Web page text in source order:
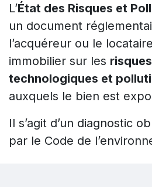
L’État des Risques et
un document
l’acquéreur ou le
immobilier sur les
technologiques et
auxquels le bien est
Il s’agit d’un diagnostic
par le Code de